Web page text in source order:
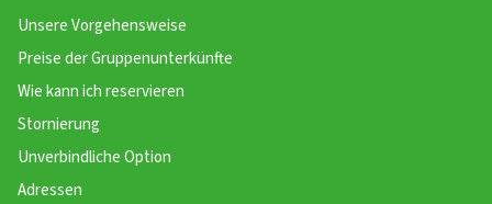
Unsere Vorgehensweise
Preise der Gruppenunterkünfte
Wie kann ich reservieren
Stornierung
Unverbindliche Option
Adressen